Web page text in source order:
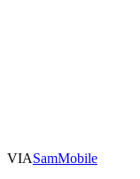
VIASamMobile